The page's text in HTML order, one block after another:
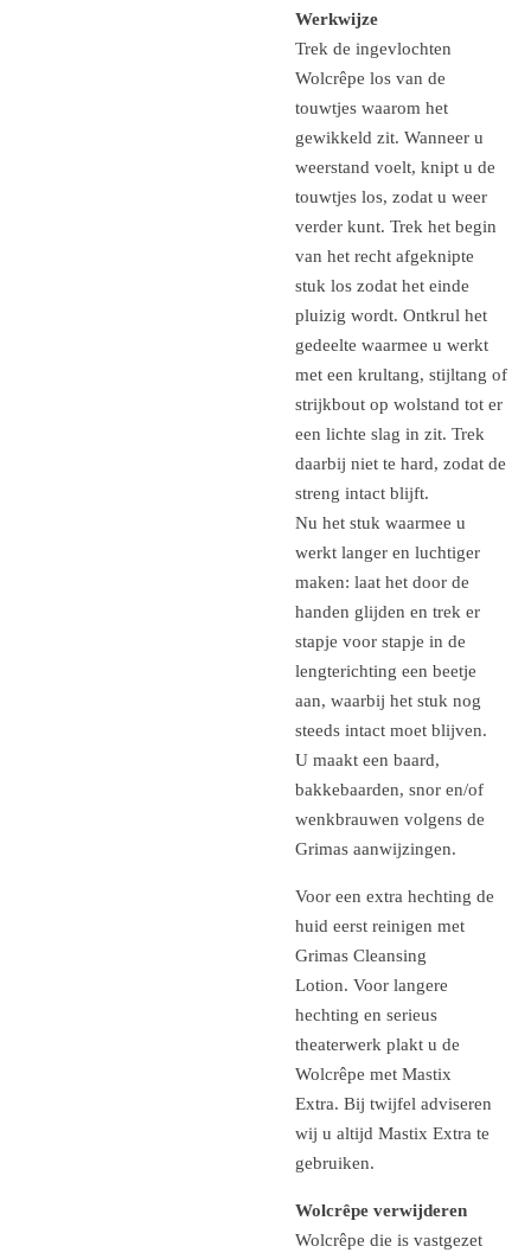
Werkwijze
Trek de ingevlochten
Wolcrêpe los van de
touwtjes waarom het
gewikkeld zit. Wanneer u
weerstand voelt, knipt u de
touwtjes los, zodat u weer
verder kunt. Trek het begin
van het recht afgeknipte
stuk los zodat het einde
pluizig wordt. Ontkrul het
gedeelte waarmee u werkt
met een krultang, stijltang of
strijkbout op wolstand tot er
een lichte slag in zit. Trek
daarbij niet te hard, zodat de
streng intact blijft.
Nu het stuk waarmee u
werkt langer en luchtiger
maken: laat het door de
handen glijden en trek er
stapje voor stapje in de
lengterichting een beetje
aan, waarbij het stuk nog
steeds intact moet blijven.
U maakt een baard,
bakkebaarden, snor en/of
wenkbrauwen volgens de
Grimas aanwijzingen.
Voor een extra hechting de
huid eerst reinigen met
Grimas Cleansing
Lotion. Voor langere
hechting en serieus
theaterwerk plakt u de
Wolcrêpe met Mastix
Extra. Bij twijfel adviseren
wij u altijd Mastix Extra te
gebruiken.
Wolcrêpe verwijderen
Wolcrêpe die is vastgezet